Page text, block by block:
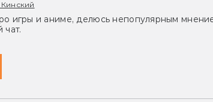
игры и аниме, делюсь непопулярным
чат.